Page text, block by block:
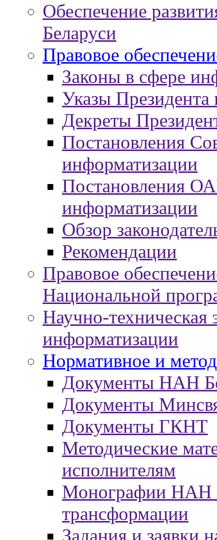
Обеспечение
Беларуси
Правовое
Законы в сфере
Указы
Декреты
Постановления
информатизации
Постановления
информатизации
Обзор
Рекомендации
Правовое
Национальной
Научно-техническая
информатизации
Нормативное и
Документы НАН
Документы
Документы ГКНТ
Методические
исполнителям
Монографии НАН
трансформации
Задания и заявки